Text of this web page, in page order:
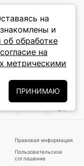
на
и
об обработке
согласие на
метрическими
ПРИНИМАЮ
на новости
с условиямиПолитики
согласие на их
Правовая информация
Пользовательское
соглашение